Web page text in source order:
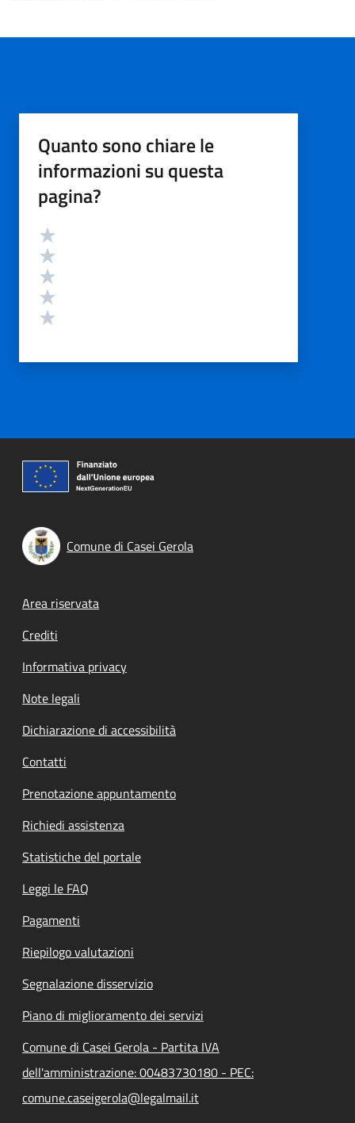
Quanto sono chiare le
informazioni su questa
pagina?
Valutazione
Comune di Casei Gerola
Footer menu
Area riservata
Crediti
Informativa privacy
Note legali
Dichiarazione di accessibilità
Contatti
Prenotazione appuntamento
Richiedi assistenza
Statistiche del portale
Leggi le FAQ
Pagamenti
Riepilogo valutazioni
Segnalazione disservizio
Piano di miglioramento dei servizi
Comune di Casei Gerola - Partita IVA
dell'amministrazione: 00483730180 - PEC:
comune.caseigerola@legalmail.it